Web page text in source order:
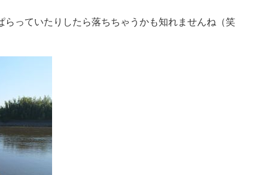
っていたりしたら落ちちゃうかも知れませんね（笑